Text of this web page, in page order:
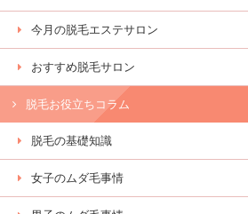
今月の脱毛エステサロン
おすすめ脱毛サロン
脱毛お役立ちコラム
脱毛の基礎知識
女子のムダ毛事情